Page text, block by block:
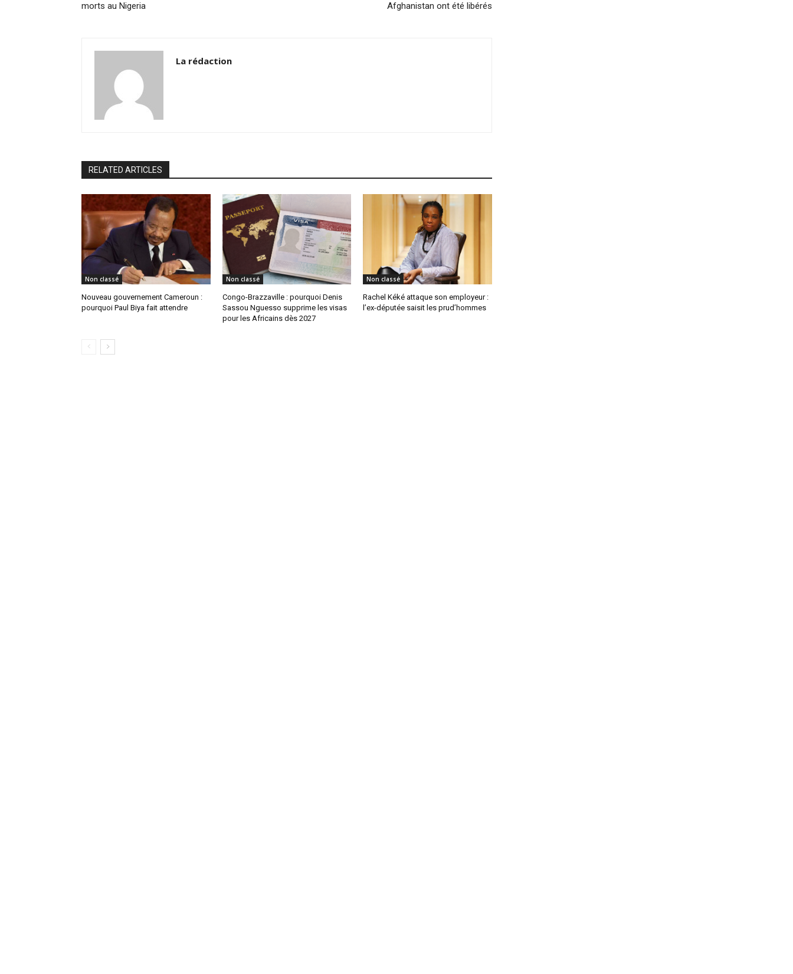
morts au Nigeria
Afghanistan ont été libérés
La rédaction
RELATED ARTICLES
Non classé
Nouveau gouvernement Cameroun :
pourquoi Paul Biya fait attendre
Non classé
Congo-Brazzaville : pourquoi Denis
Sassou Nguesso supprime les visas
pour les Africains dès 2027
Non classé
Rachel Kéké attaque son employeur :
l’ex-députée saisit les prud’hommes